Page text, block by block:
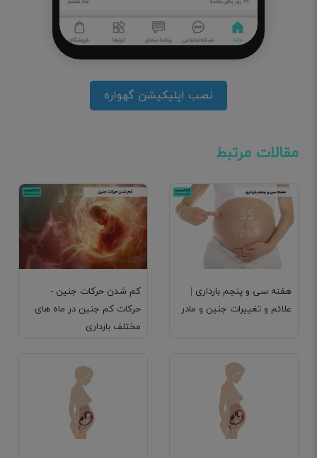
نصب اپلیکیشن گهواره
مقالات مرتبط
کم شدن حرکات جنین -
حرکات کم جنین در ماه های
مختلف بارداری
هفته سی و پنجم بارداری |
علائم و تغییرات جنین و مادر